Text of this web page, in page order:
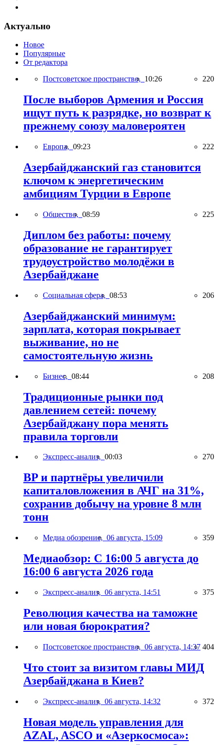
Актуально
Новое
Популярные
От редактора
Постсоветское пространство, 10:26 220
После выборов Армения и Россия
ищут путь к разрядке, но возврат к
прежнему союзу маловероятен
Европа, 09:23 222
Азербайджанский газ становится
ключом к энергетическим
амбициям Турции в Европе
Общество, 08:59 225
Диплом без работы: почему
образование не гарантирует
трудоустройство молодёжи в
Азербайджане
Социальная сфера, 08:53 206
Азербайджанский минимум:
зарплата, которая покрывает
выживание, но не
самостоятельную жизнь
Бизнес, 08:44 208
Традиционные рынки под
давлением сетей: почему
Азербайджану пора менять
правила торговли
Экспресс-анализ, 00:03 270
BP и партнёры увеличили
капиталовложения в АЧГ на 31%,
сохранив добычу на уровне 8 млн
тонн
Медиа обозрение, 06 августа, 15:09 359
Медиаобзор: С 16:00 5 августа до
16:00 6 августа 2026 года
Экспресс-анализ, 06 августа, 14:51 375
Революция качества на таможне
или новая бюрократия?
Постсоветское пространство, 06 августа, 14:37 404
Что стоит за визитом главы МИД
Азербайджана в Киев?
Экспресс-анализ, 06 августа, 14:32 372
Новая модель управления для
AZAL, ASCO и «Азеркосмоса»: